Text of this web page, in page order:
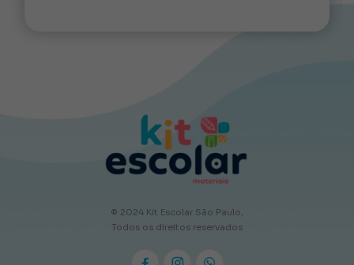
© 2024 Kit Escolar São Paulo,
Todos os direitos reservados